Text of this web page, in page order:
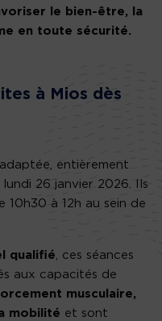
le bien-être, la
en toute sécurité.
à Mios dès
entièrement
26 janvier 2026. Ils
10h30 à 12h au sein de
qualifié, ces séances
aux capacités de
musculaire,
mobilité et sont